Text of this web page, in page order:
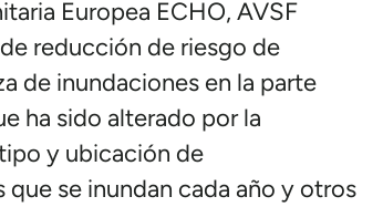
Europea ECHO, AVSF
reducción de riesgo de
de inundaciones en la parte
ha sido alterado por la
y ubicación de
se inundan cada año y otros